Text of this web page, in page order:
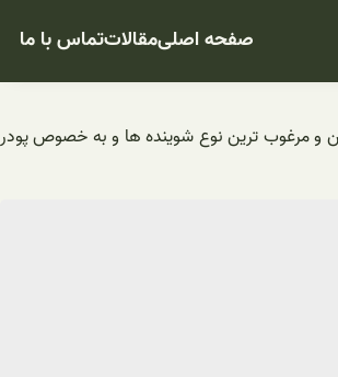
صفحه اصلیمقالاتتماس با ما
و مرغوب ترین نوع شوینده ها و به خصوص پودر